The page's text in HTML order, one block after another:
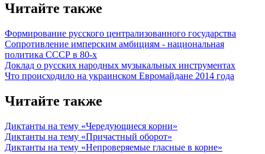
Читайте также
Формирование русского централизованного государства
Сопротивление имперским амбициям - национальная
политика СССР в 80-х
Доклад о русских народных музыкальных инструментах
Что происходило на украинском Евромайдане 2014 года
Читайте также
Диктанты на тему «Чередующиеся корни»
Диктанты на тему «Причастный оборот»
Диктанты на тему «Непроверяемые гласные в корне»